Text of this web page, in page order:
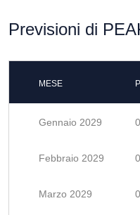
Previsioni di
MESE
Gennaio 2029
Febbraio 2029
Marzo 2029